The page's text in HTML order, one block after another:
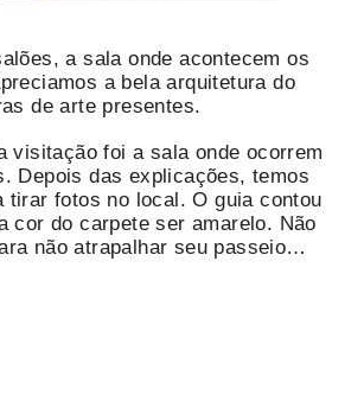
a sala onde acontecem os
a bela arquitetura do
de arte presentes.
visitação foi a sala onde ocorrem
Depois das explicações, temos
tirar fotos no local. O guia contou
cor do carpete ser amarelo. Não
não atrapalhar seu passeio…